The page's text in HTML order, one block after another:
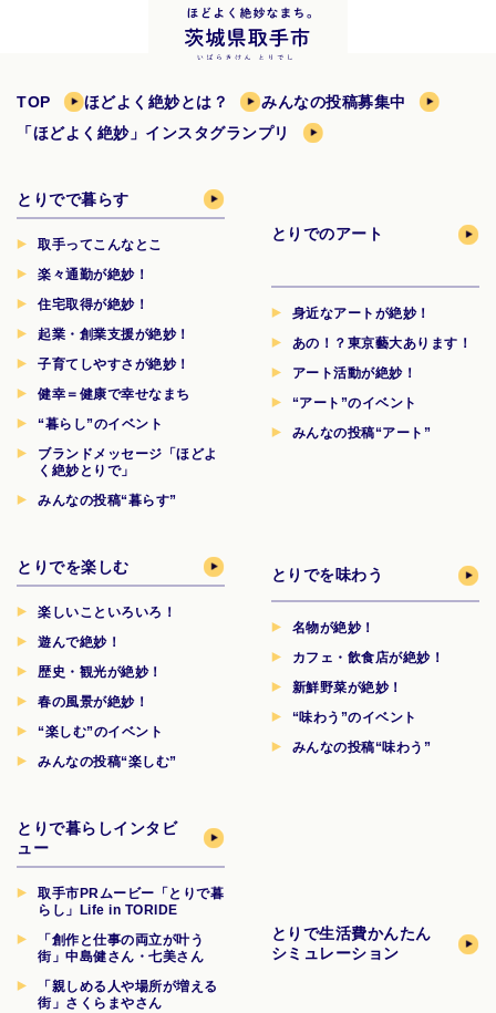
TOP ほどよく絶妙とは？
みんなの投稿募集中
「ほどよく絶妙」インスタグランプリ
とりでで暮らす
取手ってこんなとこ
楽々通勤が絶妙！
住宅取得が絶妙！
起業・創業支援が絶妙！
子育てしやすさが絶妙！
健幸＝健康で幸せなまち
“暮らし”のイベント
ブランドメッセージ「ほどよ
く絶妙とりで」
みんなの投稿“暮らす”
とりでのアート
身近なアートが絶妙！
あの！？東京藝大あります！
アート活動が絶妙！
“アート”のイベント
みんなの投稿“アート”
とりでを楽しむ
楽しいこといろいろ！
遊んで絶妙！
歴史・観光が絶妙！
春の風景が絶妙！
“楽しむ”のイベント
みんなの投稿“楽しむ”
とりでを味わう
名物が絶妙！
カフェ・飲食店が絶妙！
新鮮野菜が絶妙！
“味わう”のイベント
みんなの投稿“味わう”
とりで暮らしインタビ
ュー
取手市PRムービー「とりで暮
らし」Life in TORIDE
「創作と仕事の両立が叶う
街」中島健さん・七美さん
「親しめる人や場所が増える
街」さくらまやさん
とりで生活費かんたん
シミュレーション